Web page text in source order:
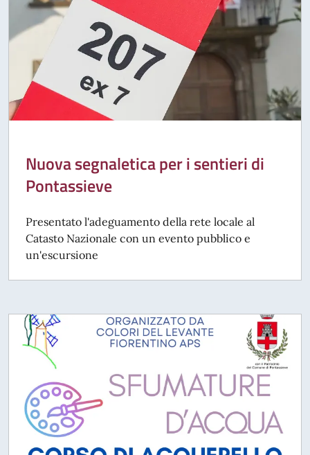
Nuova segnaletica per i sentieri di
Pontassieve
Presentato l'adeguamento della rete locale al
Catasto Nazionale con un evento pubblico e
un'escursione